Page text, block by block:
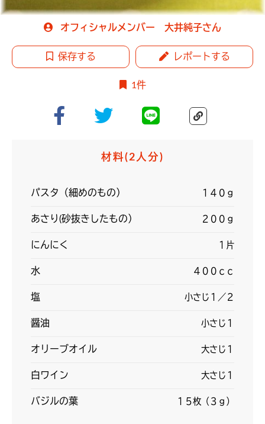
オフィシャルメンバー 大井純子さん
保存する レポートする
1件
材料(2人分)
パスタ（細めのもの） １４０ｇ
あさり(砂抜きしたもの） ２００ｇ
にんにく １片
水 ４００ｃｃ
塩 小さじ１／２
醤油 小さじ１
オリーブオイル 大さじ１
白ワイン 大さじ１
バジルの葉 １５枚（３ｇ）